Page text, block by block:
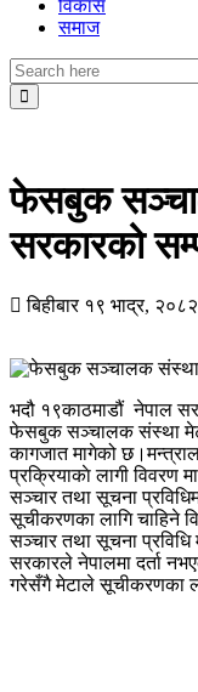
विकास
समाज
फेसबुक
सरकारको
बिहीबार १९ भाद्र, २०८२
भदौ १९काठमाडौं नेपाल
फेसबुक सञ्चालक संस्था
कागजात मागेको
प्रक्रियाकाे लागी विवरण
सञ्चार तथा सूचना
सूचीकरणका लागि चाहिने
सञ्चार तथा सूचना
सरकारले नेपालमा दर्ता
गरेसँगै मेटाले सूचीकरणका